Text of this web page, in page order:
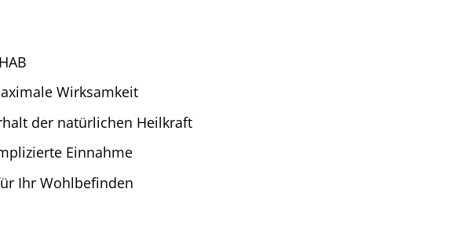
Wirksamkeit
der natürlichen Heilkraft
Einnahme
Ihr Wohlbefinden